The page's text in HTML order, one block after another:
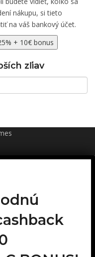
nákupu, si tieto
na váš bankový účet.
+ 10€ bonus
zľiav